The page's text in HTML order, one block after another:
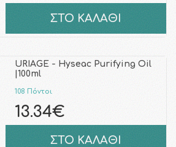
ΣΤΟ ΚΑΛΑΘΙ
URIAGE - Hyseac Purifying Oil
|100ml
108 Πόντοι
13.34€
ΣΤΟ ΚΑΛΑΘΙ